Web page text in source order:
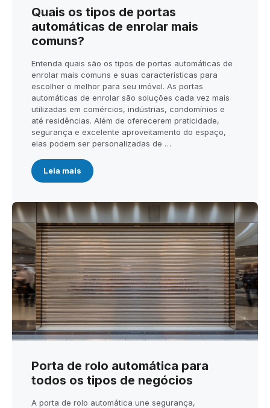
Quais os tipos de portas
automáticas de enrolar mais
comuns?
Entenda quais são os tipos de portas automáticas de
enrolar mais comuns e suas características para
escolher o melhor para seu imóvel. As portas
automáticas de enrolar são soluções cada vez mais
utilizadas em comércios, indústrias, condomínios e
até residências. Além de oferecerem praticidade,
segurança e excelente aproveitamento do espaço,
elas podem ser personalizadas de …
Leia mais
Porta de rolo automática para
todos os tipos de negócios
A porta de rolo automática une segurança,